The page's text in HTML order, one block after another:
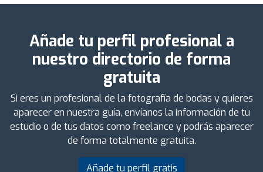
Añade tu perfil profesional a
nuestro directorio de forma
gratuita
Si eres un profesional de la fotografía de bodas y quieres
aparecer en nuestra guía, envíanos la información de tu
estudio o de tus datos como freelance y podrás aparecer
de forma totalmente gratuita.
Añade tu perfil gratis